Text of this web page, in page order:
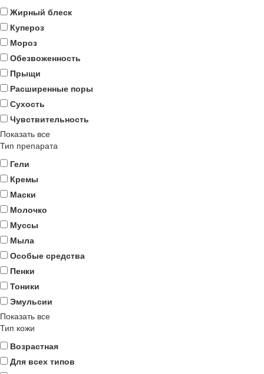
Жирный блеск
Купероз
Мороз
Обезвоженность
Прыщи
Расширенные поры
Сухость
Чувствительность
Показать все
Тип препарата
Гели
Кремы
Маски
Молочко
Муссы
Мыла
Особые средства
Пенки
Тоники
Эмульсии
Показать все
Тип кожи
Возрастная
Для всех типов